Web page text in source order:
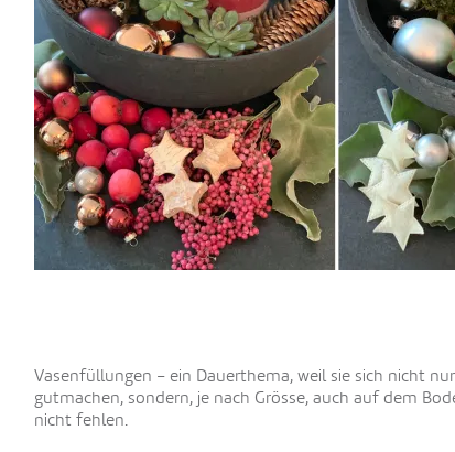
Vasenfüllungen – ein Dauerthema, weil sie sich nicht
gutmachen, sondern, je nach Grösse, auch auf dem
nicht fehlen.